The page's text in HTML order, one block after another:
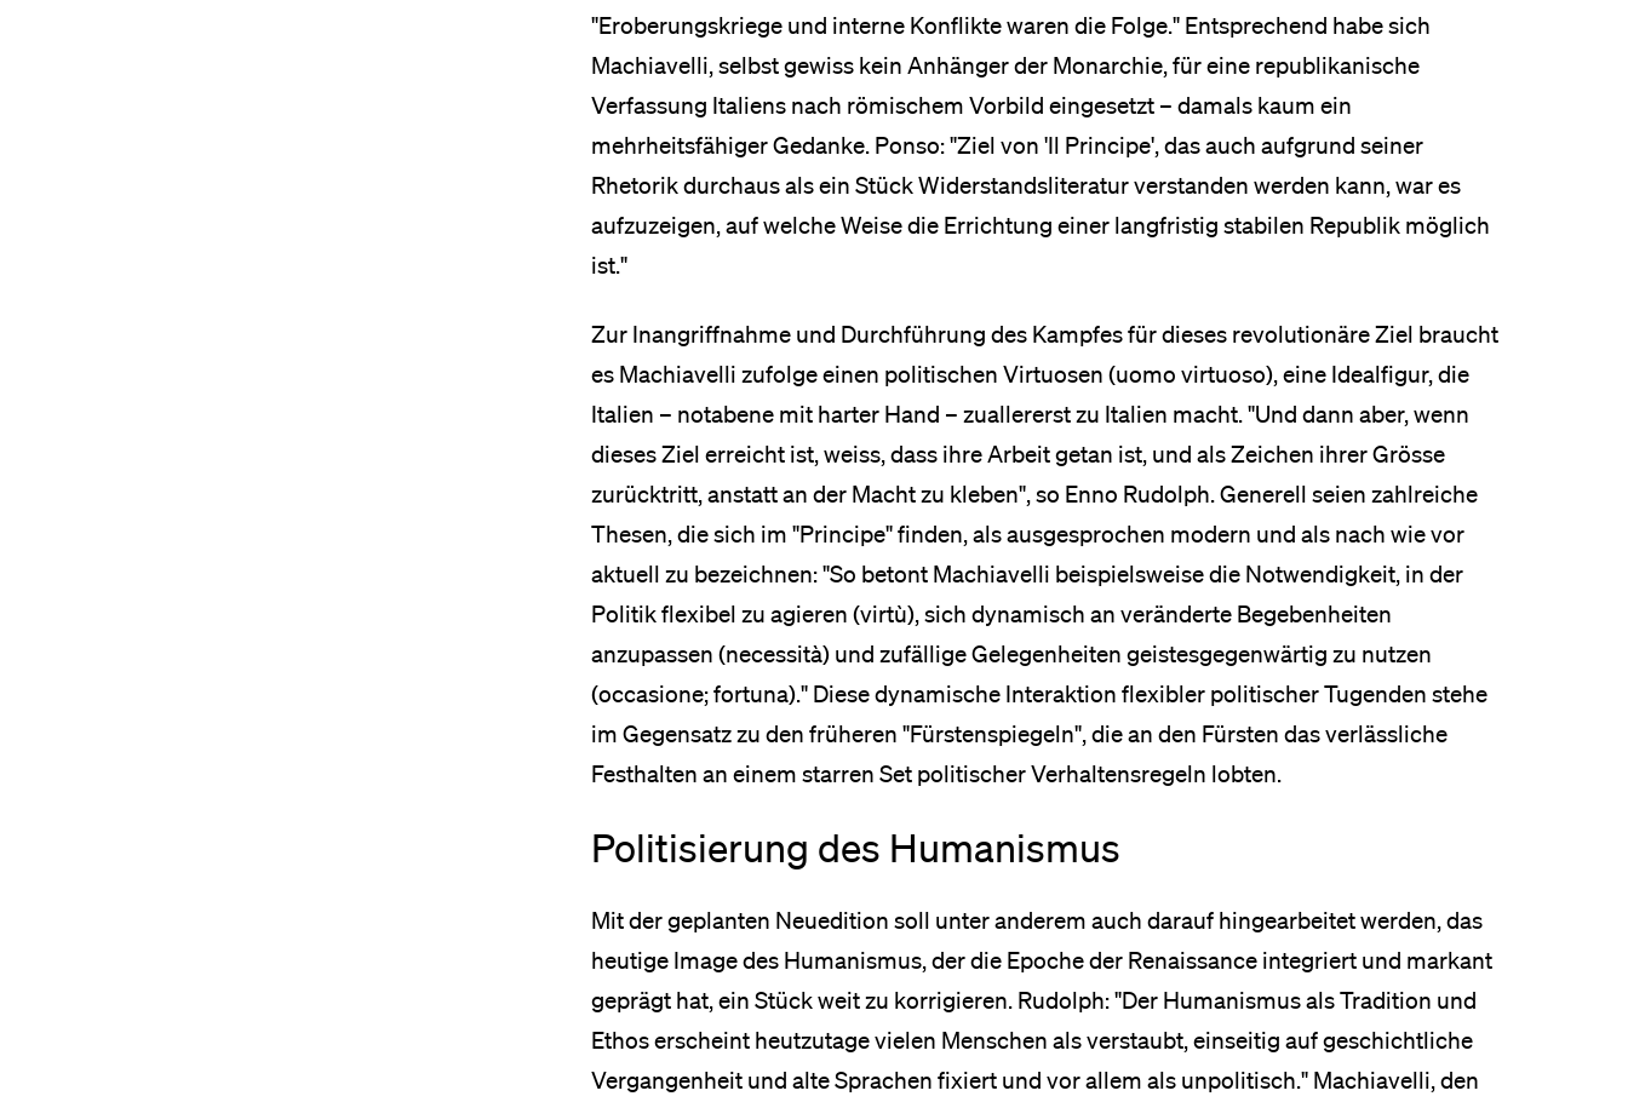
"Eroberungskriege und interne Konflikte waren die Folge." Entsprechend habe sich
Machiavelli, selbst gewiss kein Anhänger der Monarchie, für eine republikanische
Verfassung Italiens nach römischem Vorbild eingesetzt – damals kaum ein
mehrheitsfähiger Gedanke. Ponso: "Ziel von 'Il Principe', das auch aufgrund seiner
Rhetorik durchaus als ein Stück Widerstandsliteratur verstanden werden kann, war es
aufzuzeigen, auf welche Weise die Errichtung einer langfristig stabilen Republik möglich
ist."
Zur Inangriffnahme und Durchführung des Kampfes für dieses revolutionäre Ziel braucht
es Machiavelli zufolge einen politischen Virtuosen (uomo virtuoso), eine Idealfigur, die
Italien – notabene mit harter Hand – zuallererst zu Italien macht. "Und dann aber, wenn
dieses Ziel erreicht ist, weiss, dass ihre Arbeit getan ist, und als Zeichen ihrer Grösse
zurücktritt, anstatt an der Macht zu kleben", so Enno Rudolph. Generell seien zahlreiche
Thesen, die sich im "Principe" finden, als ausgesprochen modern und als nach wie vor
aktuell zu bezeichnen: "So betont Machiavelli beispielsweise die Notwendigkeit, in der
Politik flexibel zu agieren (virtù), sich dynamisch an veränderte Begebenheiten
anzupassen (necessità) und zufällige Gelegenheiten geistesgegenwärtig zu nutzen
(occasione; fortuna)." Diese dynamische Interaktion flexibler politischer Tugenden stehe
im Gegensatz zu den früheren "Fürstenspiegeln", die an den Fürsten das verlässliche
Festhalten an einem starren Set politischer Verhaltensregeln lobten.
Politisierung des Humanismus
Mit der geplanten Neuedition soll unter anderem auch darauf hingearbeitet werden, das
heutige Image des Humanismus, der die Epoche der Renaissance integriert und markant
geprägt hat, ein Stück weit zu korrigieren. Rudolph: "Der Humanismus als Tradition und
Ethos erscheint heutzutage vielen Menschen als verstaubt, einseitig auf geschichtliche
Vergangenheit und alte Sprachen fixiert und vor allem als unpolitisch." Machiavelli, den